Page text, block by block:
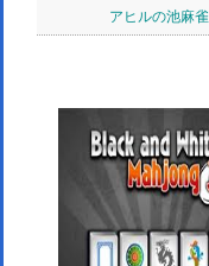
アヒルの池麻雀